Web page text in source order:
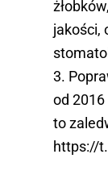
jakości,
3.
od
to
https://